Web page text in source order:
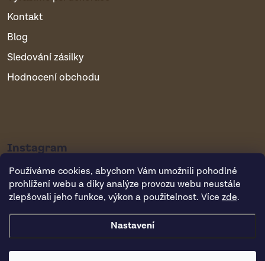
Používáme cookies, abychom Vám umožnili pohodlné
prohlížení webu a díky analýze provozu webu neustále
zlepšovali jeho funkce, výkon a použitelnost. Více zde.
Nastavení
Kontakt
Blog
Sledování zásilky
Hodnocení obchodu
Instagram
Copyright 2026Vsepropejska.cz. Všechna práva vyhrazena.